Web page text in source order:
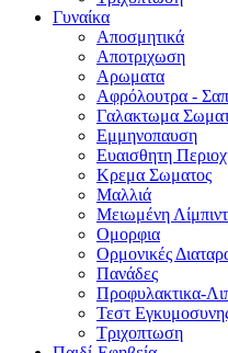
Γυναίκα
Αποσμητικά
Αποτριχωση
Αρωματα
Αφρόλουτρα -
Γαλακτωμα
Εμμηνοπαυση
Ευαισθητη
Κρεμα Σωματος
Μαλλιά
Μειωμένη
Ομορφια
Ορμονικές
Πανάδες
Προφυλακτικα-
Τεστ
Τριχοπτωση